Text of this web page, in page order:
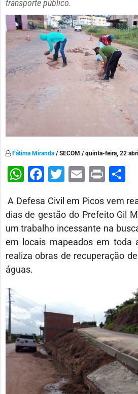
transporte público.
Fátima Miranda/ SECOM / quinta-feira, 22
WhatsApp
Facebook
Twitter
EmailPrint
A Defesa Civil em Picos vem
dias de gestão do Prefeito Gil
um trabalho incessante na
em locais mapeados em toda
realiza obras de recuperação
águas.